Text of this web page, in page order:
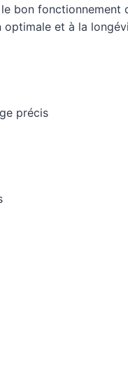
bon fonctionnement
et à la
précis